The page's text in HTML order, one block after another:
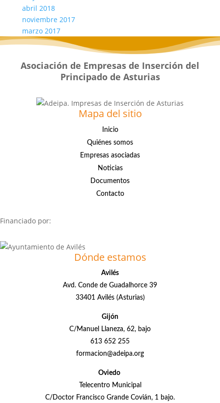
abril 2018
noviembre 2017
marzo 2017
Asociación de Empresas de Inserción del
Principado de Asturias
Mapa del sitio
Inicio
Quiénes somos
Empresas asociadas
Noticias
Documentos
Contacto
Financiado por:
Dónde estamos
Avilés
Avd. Conde de Guadalhorce 39
33401 Avilés (Asturias)
Gijón
C/Manuel Llaneza, 62, bajo
613 652 255
formacion@adeipa.org
Oviedo
Telecentro Municipal
C/Doctor Francisco Grande Covián, 1 bajo.